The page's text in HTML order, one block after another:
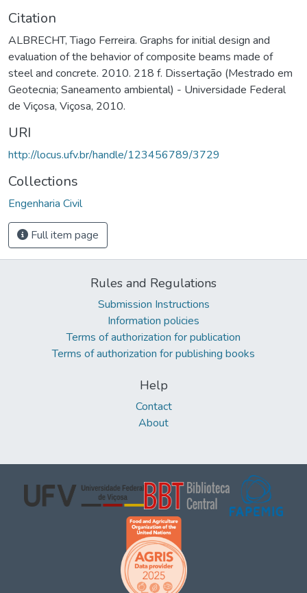
Citation
ALBRECHT, Tiago Ferreira. Graphs for initial design and
evaluation of the behavior of composite beams made of
steel and concrete. 2010. 218 f. Dissertação (Mestrado em
Geotecnia; Saneamento ambiental) - Universidade Federal
de Viçosa, Viçosa, 2010.
URI
http://locus.ufv.br/handle/123456789/3729
Collections
Engenharia Civil
Full item page
Rules and Regulations
Submission Instructions
Information policies
Terms of authorization for publication
Terms of authorization for publishing books
Help
Contact
About